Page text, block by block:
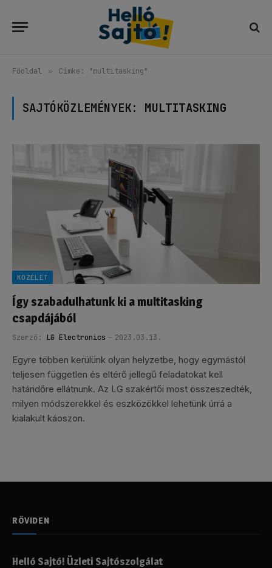
Főoldal » Címke: "multitasking"
SAJTÓKÖZLEMÉNYEK: MULTITASKING
KÖZÉLET
Így szabadulhatunk ki a multitasking
csapdájából
Szerző: LG Electronics 2023.03.13.
Egyre többen kerülünk olyan helyzetbe, hogy egymástól
teljesen független és eltérő jellegű feladatokat kell
határidőre ellátnunk. Az LG szakértői most összeszedték,
milyen módszerekkel és eszközökkel lehetünk úrrá a
kialakult káoszon.
RÖVIDEN
Helló Sajtó! Üzleti Sajtószolgálat